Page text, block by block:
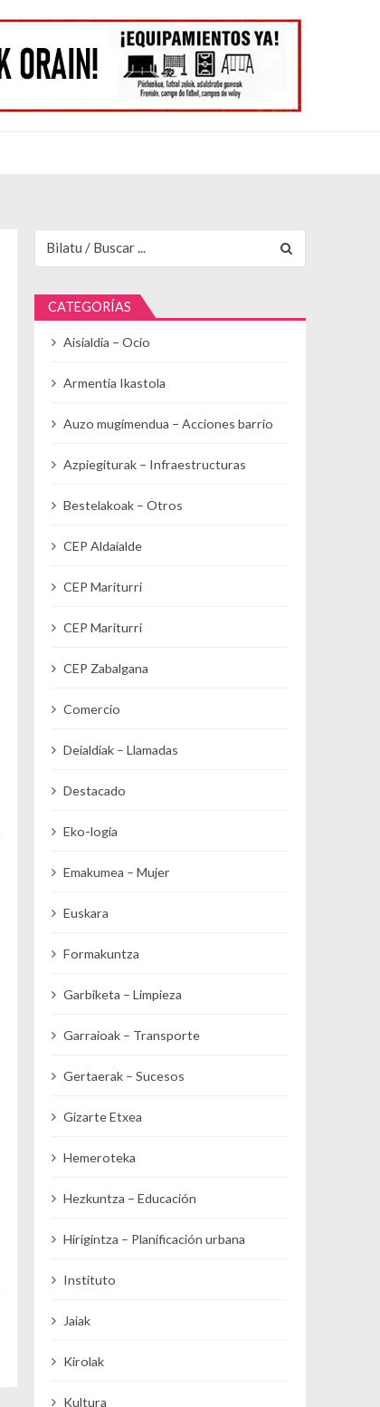
CATEGORÍAS
Aisialdia – Ocio
Armentia Ikastola
Auzo mugimendua – Acciones barrio
Azpiegiturak – Infraestructuras
Bestelakoak – Otros
CEP Aldaialde
CEP Mariturri
CEP Mariturri
CEP Zabalgana
Comercio
Deialdiak – Llamadas
Destacado
Eko-logia
Emakumea – Mujer
Euskara
Formakuntza
Garbiketa – Limpieza
Garraioak – Transporte
Gertaerak – Sucesos
Gizarte Etxea
Hemeroteka
Hezkuntza – Educación
Hirigintza – Planificación urbana
Instituto
Jaiak
Kirolak
Kultura